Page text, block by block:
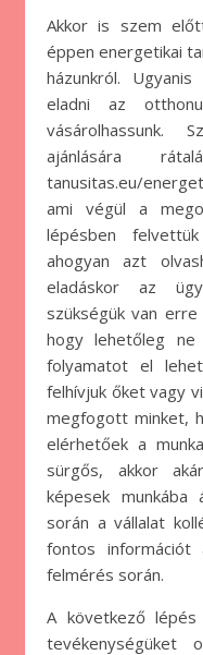
Akkor is szem
éppen energetikai
házunkról.
eladni az
vásárolhassunk.
ajánlására
tanusitas.eu/
ami végül a
lépésben
ahogyan azt
eladáskor az
szükségük van
hogy lehetőleg
folyamatot el
felhívjuk őket vagy
megfogott minket,
elérhetőek a
sürgős, akkor
képesek munkába
során a vállalat
fontos
felmérés során.
A következő
tevékenységüket